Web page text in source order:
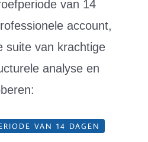
van 14
account,
suite van krachtige
analyse en
VAN 14 DAGEN